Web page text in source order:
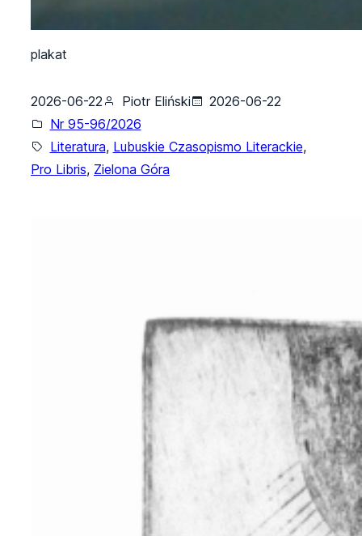
plakat
2026-06-22 Piotr Eliński
2026-06-22
Nr 95-96/2026
Literatura, Lubuskie Czasopismo Literackie,
Pro Libris, Zielona Góra